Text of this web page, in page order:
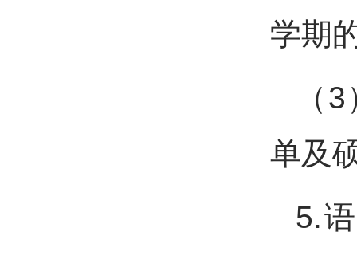
学期
（
单及
5.